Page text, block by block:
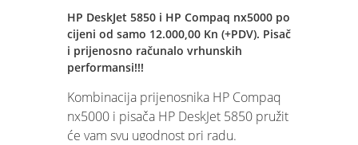
HP DeskJet 5850 i HP Compaq nx5000 po
cijeni od samo 12.000,00 Kn (+PDV). Pisač
i prijenosno računalo vrhunskih
performansi!!!
Kombinacija prijenosnika HP Compaq
nx5000 i pisača HP DeskJet 5850 pružit
će vam svu ugodnost pri radu.